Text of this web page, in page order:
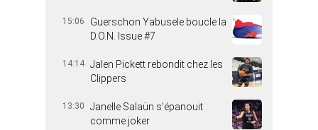
15:06
Guerschon Yabusele boucle la
D.O.N. Issue #7
14:14 Jalen Pickett rebondit chez les
Clippers
13:30
Janelle Salaün s’épanouit
comme joker